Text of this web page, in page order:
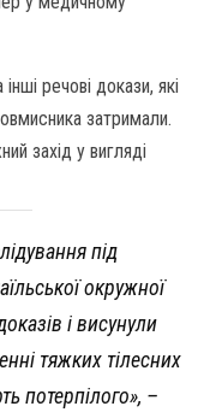
речові докази, які
затримали.
захід у вигляді
під
окружної
і висунули
тяжких тілесних
потерпілого», –